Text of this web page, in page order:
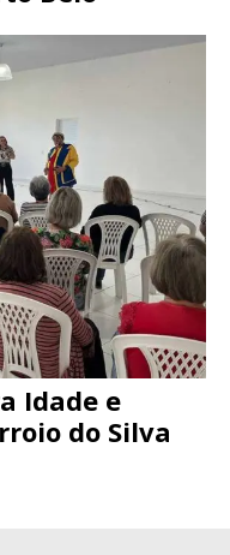
Idade e
do Silva